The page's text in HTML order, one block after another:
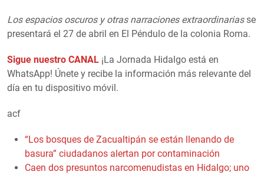
Los espacios oscuros y otras narraciones extraordinariasse
presentará el 27 de abril en El Péndulo de la colonia Roma.
Sigue nuestro CANAL ¡La Jornada Hidalgo está en
WhatsApp! Únete y recibe la información más relevante del
día en tu dispositivo móvil.
acf
“Los bosques de Zacualtipán se están llenando de
basura” ciudadanos alertan por contaminación
Caen dos presuntos narcomenudistas en Hidalgo; uno